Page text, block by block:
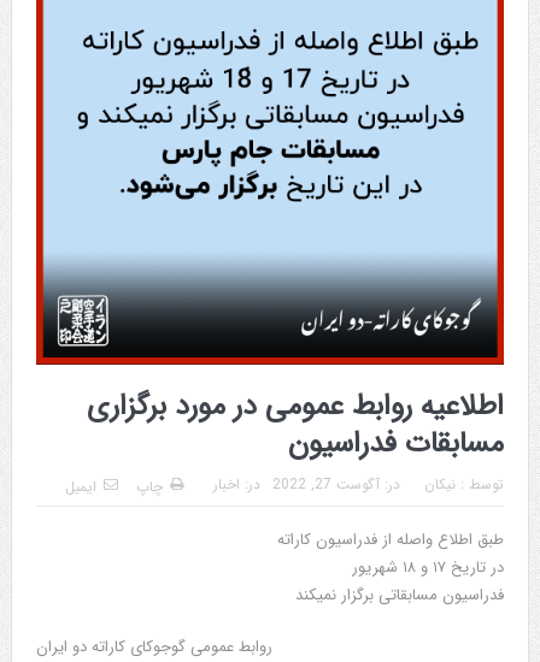
اطلاعیه روابط عمومی در مورد برگزاری
مسابقات فدراسیون
توسط : نیکان در: آگوست 27, 2022 در: اخبار چاپ ایمیل
طبق اطلاع واصله از فدراسیون کاراته
در تاریخ ۱۷ و ۱۸ شهریور
فدراسیون مسابقاتی برگزار نمیکند
روابط عمومی گوجوکای کاراته دو ایران